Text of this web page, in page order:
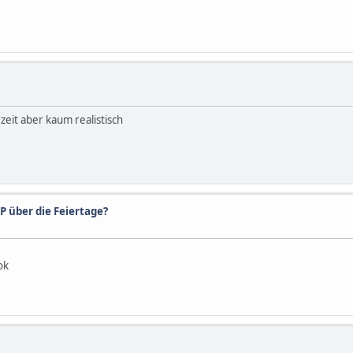
aber kaum realistisch
über die Feiertage?